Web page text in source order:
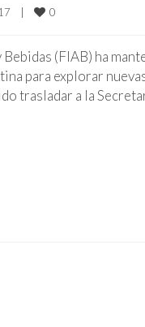
0
(FIAB) ha
para explorar
trasladar a la